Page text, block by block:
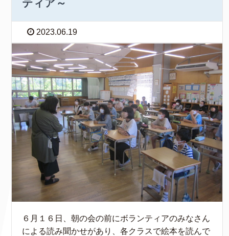
ティア～
2023.06.19
６月１６日、朝の会の前にボランティアのみなさん
による読み聞かせがあり、各クラスで絵本を読んで